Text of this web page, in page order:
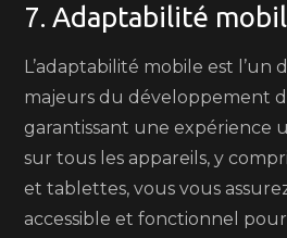
7. Adaptabilité
L’adaptabilité mobile est l’un
majeurs du développement
garantissant une expérience
sur tous les appareils, y
et tablettes, vous vous
accessible et fonctionnel